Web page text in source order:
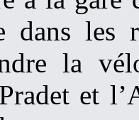
dans
la
et